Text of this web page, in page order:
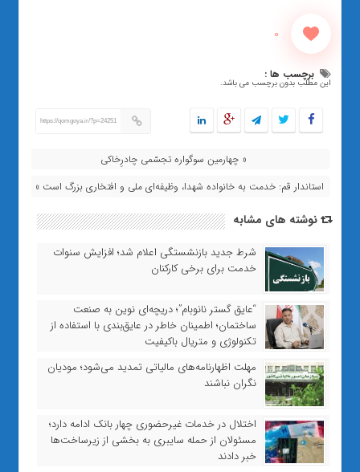
0
برچسب ها :
این مطلب بدون برچسب می باشد.
https://qomgoya.ir/?p=24251
« چهارمین سوگواره تجسّمی چادرِخاکی
استاندار قم: خدمت به خانواده شهدا، وظیفه‌ای ملی و افتخاری بزرگ است »
نوشته های مشابه
شرط جدید بازنشستگی اعلام شد؛ افزایش سنوات
خدمت برای برخی کارکنان
“عایق گستر نانوبام”؛ دریچه‌ای نوین به صنعت
ساختمان؛ اطمینان خاطر در عایق‌بندی با استفاده از
تکنولوژی و متریال باکیفیت
مهلت اظهارنامه‌های مالیاتی تمدید می‌شود؛ مودیان
نگران نباشند
اختلال در خدمات غیرحضوری چهار بانک ادامه دارد؛
مسئولان از حمله سایبری به بخشی از زیرساخت‌ها
خبر دادند